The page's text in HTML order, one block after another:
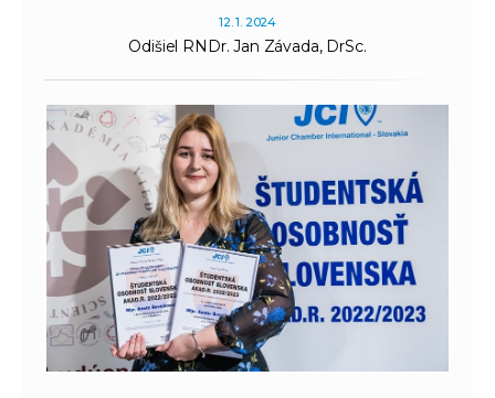
12. 1. 2024
Odišiel RNDr. Jan Závada, DrSc.